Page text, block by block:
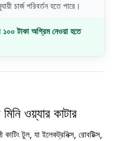
চার্জ পরিবর্তন হতে পারে।
১০০ টাকা অগ্রিম নেওয়া হতে
ওয়্যার কাটার
টুল, যা ইলেকট্রনিক্স, রোবটিক্স,